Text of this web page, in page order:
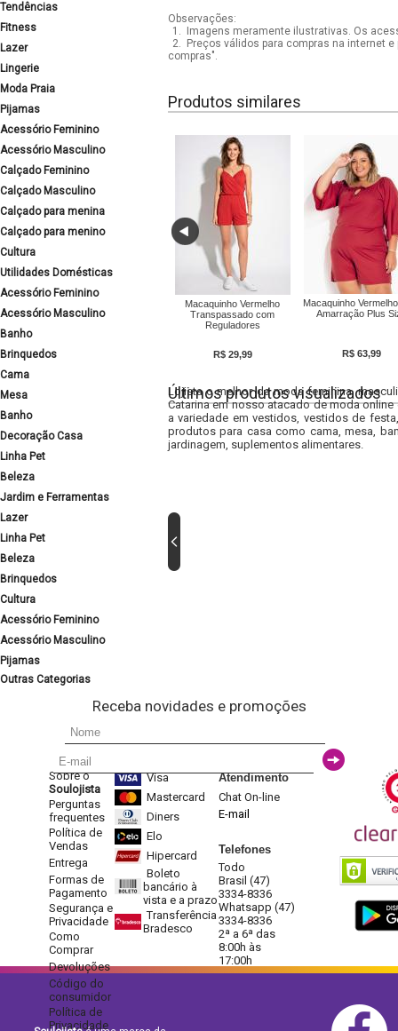
Tendências
Fitness
Lazer
Lingerie
Moda Praia
Pijamas
Acessório Feminino
Acessório Masculino
Calçado Feminino
Calçado Masculino
Calçado para menina
Calçado para menino
Cultura
Utilidades Domésticas
Acessório Feminino
Acessório Masculino
Banho
Brinquedos
Cama
Mesa
Banho
Decoração Casa
Linha Pet
Beleza
Jardim e Ferramentas
Lazer
Linha Pet
Beleza
Brinquedos
Cultura
Acessório Feminino
Acessório Masculino
Pijamas
Outras Categorias
Observações:
1.
Imagens meramente ilustrativas. Os
2.
Preços válidos para compras na internet
compras".
Produtos similares
Macaquinho Vermelho
Transpassado com
Reguladores
R$ 29,99
Macaquinho
Amarração Plus
R$ 63,99
Últimos produtos visualizados
Lojista o melhor da moda feminina,
Catarina em nosso atacado de moda
a variedade em vestidos, vestidos de
produtos para casa como cama, mesa,
jardinagem, suplementos alimentares.
Receba novidades e promoções
Sobre o
Soulojista
Perguntas
frequentes
Política de
Vendas
Entrega
Formas de
Pagamento
Segurança e
Privacidade
Como
Comprar
Devoluções
Código do
consumidor
Política de
Privacidade
Visa
Mastercard
Diners
Elo
Hipercard
Boleto
bancário à
vista e a prazo
Transferência
Bradesco
Atendimento
Chat On-line
E-mail
Telefones
Todo
Brasil (47)
3334-8336
Whatsapp (47)
3334-8336
2ª a 6ª das
8:00h às
17:00h